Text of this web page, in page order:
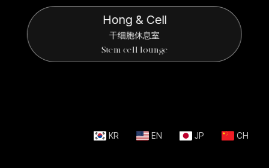
Hong & Cell
干细胞休息室
Stem cell lounge
KR EN JP CH